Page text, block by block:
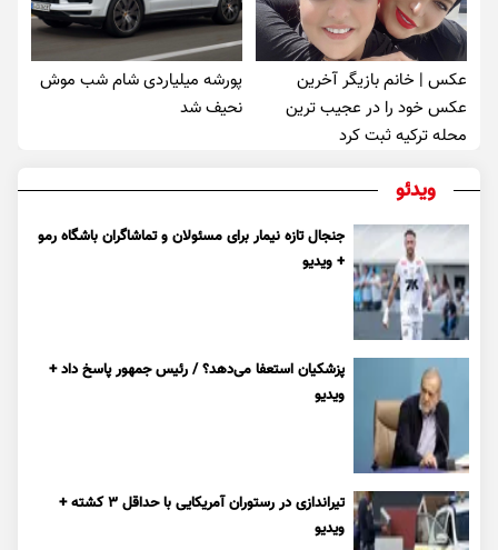
عکس | خانم بازیگر آخرین
عکس خود را در عجیب ترین
محله ترکیه ثبت کرد
پورشه میلیاردی شام شب موش‌
نحیف شد
ویدئو
جنجال تازه نیمار برای مسئولان و تماشاگران باشگاه رمو
+ ویدیو
پزشکیان استعفا می‌دهد؟ / رئیس جمهور پاسخ داد +
ویدیو
تیراندازی در رستوران آمریکایی با حداقل ۳ کشته +
ویدیو